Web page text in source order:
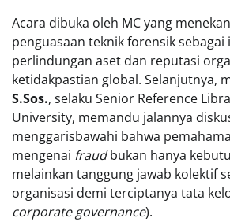
Acara dibuka oleh MC yang
penguasaan teknik forensik
perlindungan aset dan reputasi
ketidakpastian global. Selanjutnya,
S.Sos., selaku Senior Reference
University, memandu jalannya
menggarisbawahi bahwa
mengenai fraudbukan hanya
melainkan tanggung jawab kolektif
organisasi demi terciptanya tata
corporate governance).